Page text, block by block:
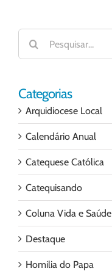
Buscar
resultados
para:
Categorias
Arquidiocese Local
Calendário Anual
Catequese Católica
Catequisando
Coluna Vida e Saúde
Destaque
Homilia do Papa